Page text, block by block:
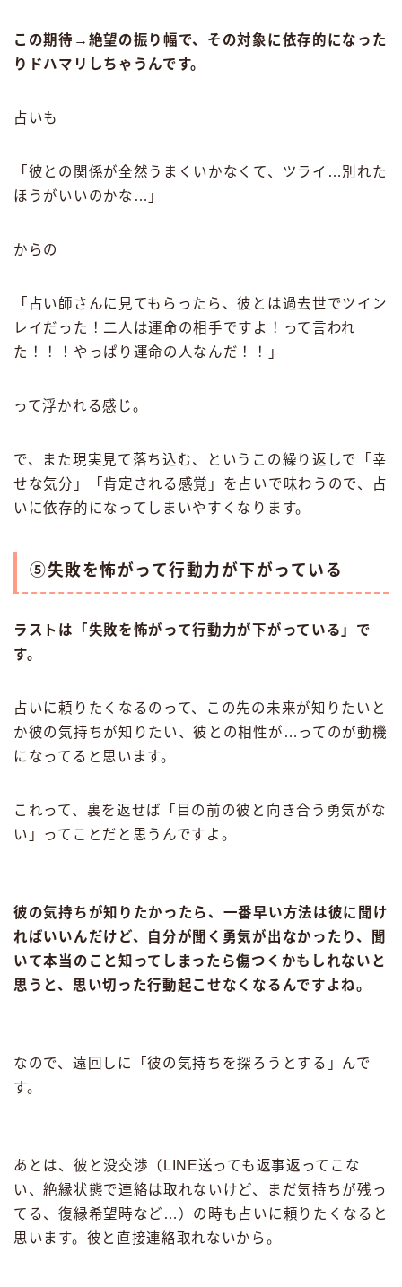
この期待→絶望の振り幅で、その対象に依存的になった
りドハマリしちゃうんです。
占いも
「彼との関係が全然うまくいかなくて、ツライ…別れた
ほうがいいのかな…」
からの
「占い師さんに見てもらったら、彼とは過去世でツイン
レイだった！二人は運命の相手ですよ！って言われ
た！！！やっぱり運命の人なんだ！！」
って浮かれる感じ。
で、また現実見て落ち込む、というこの繰り返しで「幸
せな気分」「肯定される感覚」を占いで味わうので、占
いに依存的になってしまいやすくなります。
⑤失敗を怖がって行動力が下がっている
ラストは「失敗を怖がって行動力が下がっている」で
す。
占いに頼りたくなるのって、この先の未来が知りたいと
か彼の気持ちが知りたい、彼との相性が…ってのが動機
になってると思います。
これって、裏を返せば「目の前の彼と向き合う勇気がな
い」ってことだと思うんですよ。
彼の気持ちが知りたかったら、一番早い方法は彼に聞け
ればいいんだけど、自分が聞く勇気が出なかったり、聞
いて本当のこと知ってしまったら傷つくかもしれないと
思うと、思い切った行動起こせなくなるんですよね。
なので、遠回しに「彼の気持ちを探ろうとする」んで
す。
あとは、彼と没交渉（LINE送っても返事返ってこな
い、絶縁状態で連絡は取れないけど、まだ気持ちが残っ
てる、復縁希望時など…）の時も占いに頼りたくなると
思います。彼と直接連絡取れないから。